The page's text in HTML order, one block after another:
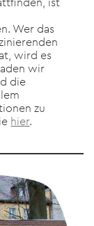
Wer das
wird es
wir
die
zu
hier.